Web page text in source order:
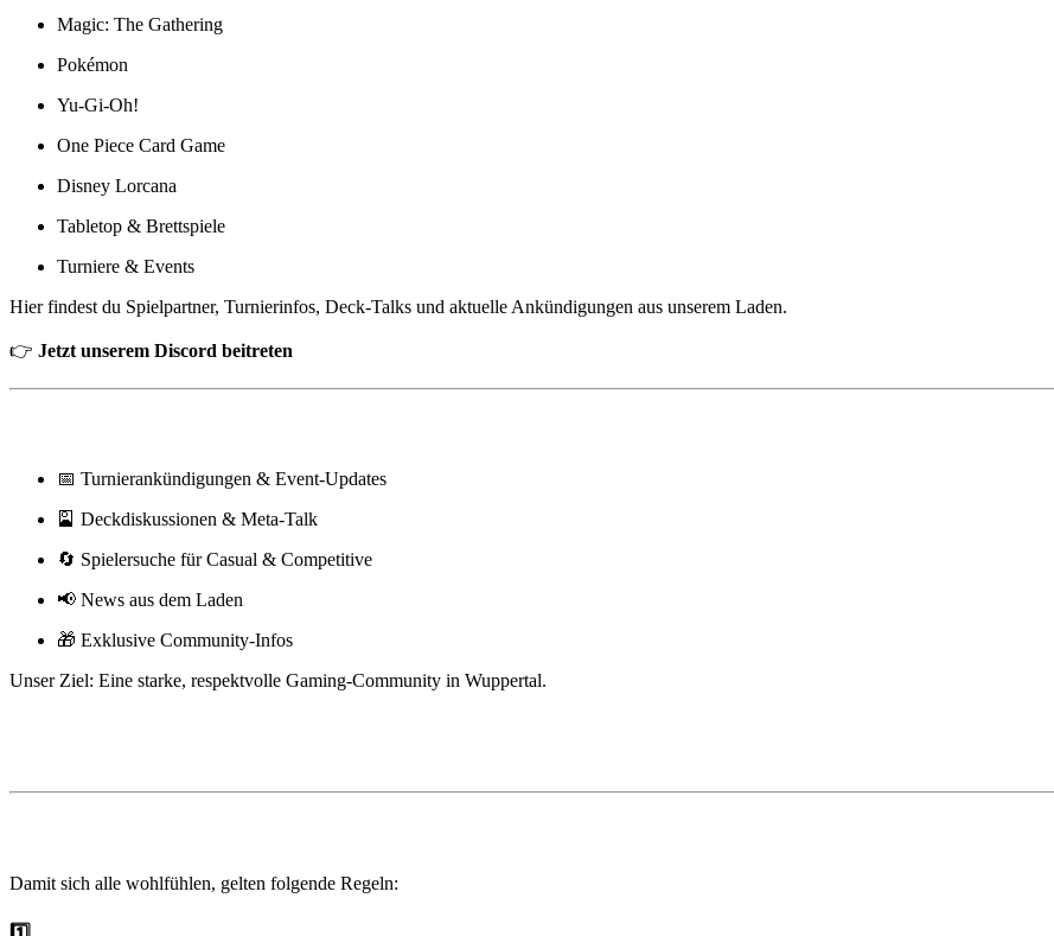
Magic: The Gathering
Pokémon
Yu-Gi-Oh!
One Piece Card Game
Disney Lorcana
Tabletop & Brettspiele
Turniere & Events
Hier findest du Spielpartner, Turnierinfos, Deck-Talks und aktuelle Ankündigungen aus unserem Laden.
👉 Jetzt unserem Discord beitreten
📅 Turnierankündigungen & Event-Updates
🎴 Deckdiskussionen & Meta-Talk
🔄 Spielersuche für Casual & Competitive
📢 News aus dem Laden
🎁 Exklusive Community-Infos
Unser Ziel: Eine starke, respektvolle Gaming-Community in Wuppertal.
Damit sich alle wohlfühlen, gelten folgende Regeln: